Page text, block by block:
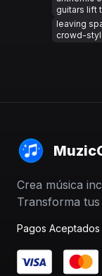
guitars lift
leaving
crowd-
Crea música
Transforma tus
Pagos Aceptados